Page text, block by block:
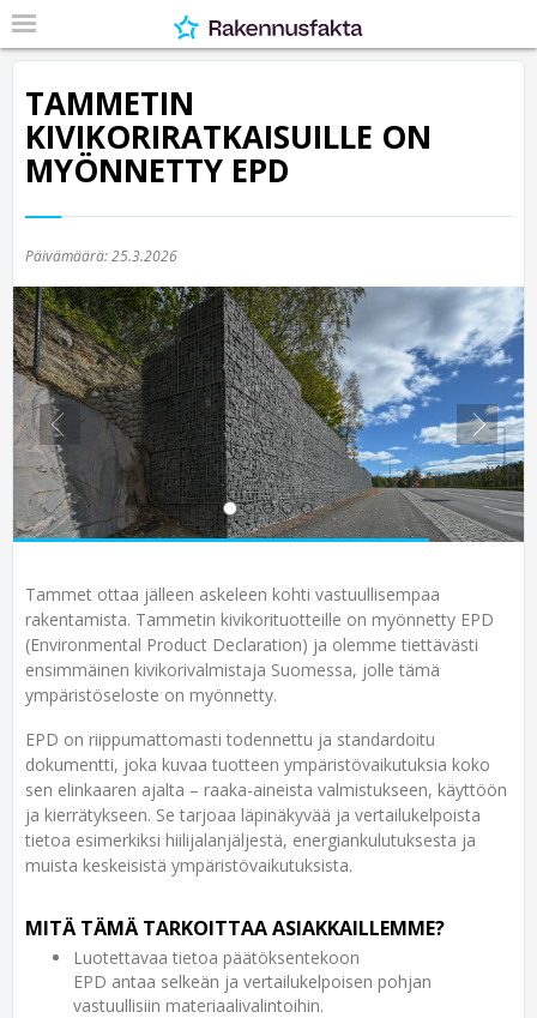
TAMMETIN
KIVIKORIRATKAISUILLE ON
MYÖNNETTY EPD
Päivämäärä:25.3.2026
Previous Next
Tammet ottaa jälleen askeleen kohti vastuullisempaa
rakentamista. Tammetin kivikorituotteille on myönnetty EPD
(Environmental Product Declaration) ja olemme tiettävästi
ensimmäinen kivikorivalmistaja Suomessa, jolle tämä
ympäristöseloste on myönnetty.
EPD on riippumattomasti todennettu ja standardoitu
dokumentti, joka kuvaa tuotteen ympäristövaikutuksia koko
sen elinkaaren ajalta – raaka-aineista valmistukseen, käyttöön
ja kierrätykseen. Se tarjoaa läpinäkyvää ja vertailukelpoista
tietoa esimerkiksi hiilijalanjäljestä, energiankulutuksesta ja
muista keskeisistä ympäristövaikutuksista.
MITÄ TÄMÄ TARKOITTAA ASIAKKAILLEMME?
Luotettavaa tietoa päätöksentekoon
EPD antaa selkeän ja vertailukelpoisen pohjan
vastuullisiin materiaalivalintoihin.